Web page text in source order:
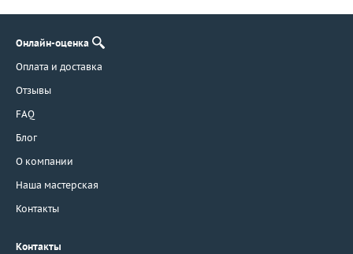
Онлайн-оценка
Оплата и доставка
Отзывы
FAQ
Блог
О компании
Наша мастерская
Контакты
Контакты